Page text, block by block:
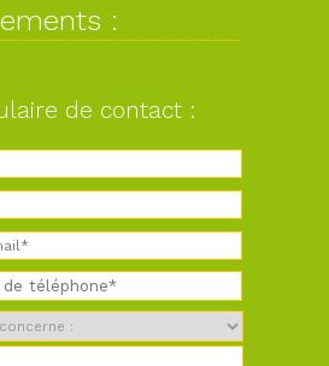
:
de contact :